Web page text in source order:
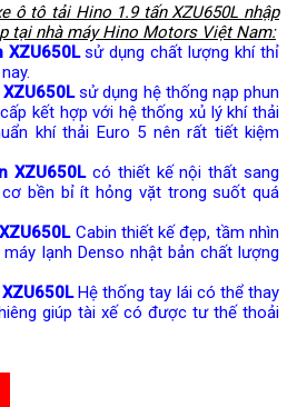
ô tô tải Hino 1.9 tấn XZU650L nhập
tại nhà máy Hino Motors Việt Nam:
XZU650Lsử dụng chất lượng khí thỉ
sử dụng hệ thống nạp phun
kết hợp với hệ thống xủ lý khí thải
khí thải Euro 5 nên rất tiết kiệm
XZU650Lcó thiết kế nội thất sang
bền bỉ ít hỏng vặt trong suốt quá
Cabin thiết kế đẹp, tầm nhìn
lạnh Denso nhật bản chất lượng
Hệ thống tay lái có thể thay
giúp tài xế có được tư thế thoải